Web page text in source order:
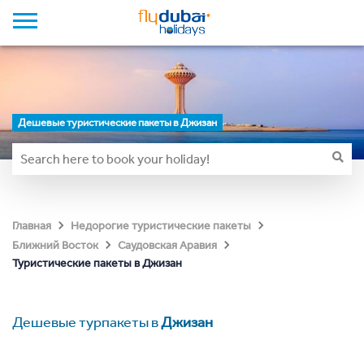
Дешевые туристические пакеты в Джизан
Главная
Недорогие туристические пакеты
Ближний Восток
Саудовская Аравия
Туристические пакеты в Джизан
Дешевые турпакеты вДжизан